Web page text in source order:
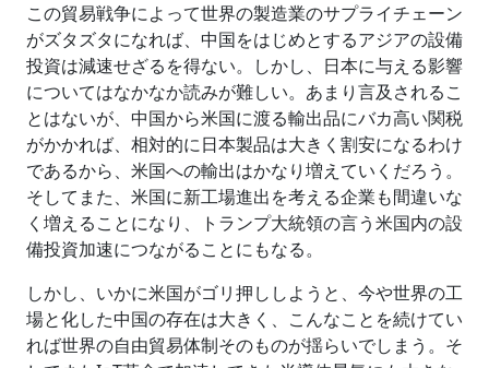
この貿易戦争によって世界の製造業のサプライチェーン
がズタズタになれば、中国をはじめとするアジアの設備
投資は減速せざるを得ない。しかし、日本に与える影響
についてはなかなか読みが難しい。あまり言及されるこ
とはないが、中国から米国に渡る輸出品にバカ高い関税
がかかれば、相対的に日本製品は大きく割安になるわけ
であるから、米国への輸出はかなり増えていくだろう。
そしてまた、米国に新工場進出を考える企業も間違いな
く増えることになり、トランプ大統領の言う米国内の設
備投資加速につながることにもなる。
しかし、いかに米国がゴリ押ししようと、今や世界の工
場と化した中国の存在は大きく、こんなことを続けてい
れば世界の自由貿易体制そのものが揺らいでしまう。そ